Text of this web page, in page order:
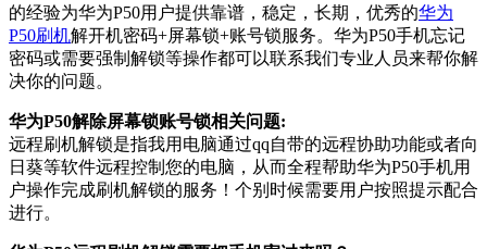
的经验为华为P50用户提供靠谱，稳定，长期，优秀的华为
P50刷机解开机密码+屏幕锁+账号锁服务。华为P50手机忘记
密码或需要强制解锁等操作都可以联系我们专业人员来帮你解
决你的问题。
华为P50解除屏幕锁账号锁相关问题:
远程刷机解锁是指我用电脑通过qq自带的远程协助功能或者向
日葵等软件远程控制您的电脑，从而全程帮助华为P50手机用
户操作完成刷机解锁的服务！个别时候需要用户按照提示配合
进行。